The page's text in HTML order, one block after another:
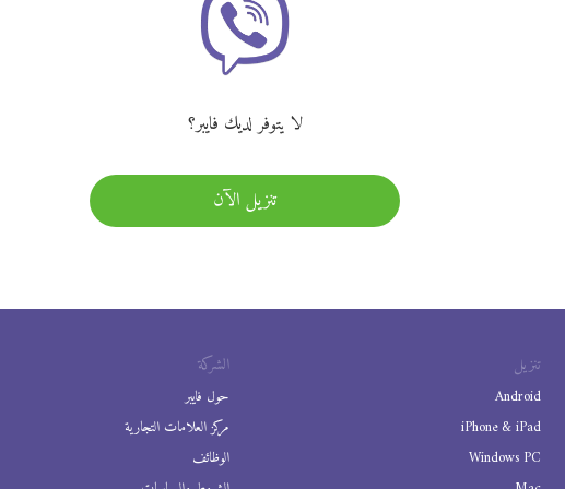
لا يتوفر لديك فايبر؟
تنزيل الآن
الشركة
حول فايبر
مركز العلامات التجارية
الوظائف
تنزيل
Android
iPhone & iPad
Windows PC